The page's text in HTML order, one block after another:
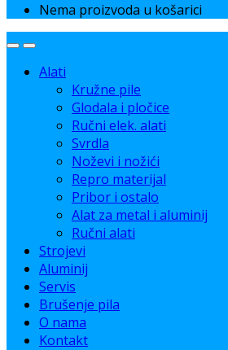
Nema proizvoda u košarici
Alati
Kružne pile
Glodala i pločice
Ručni elek. alati
Svrdla
Noževi i nožići
Repro materijal
Pribor i ostalo
Alat za metal i aluminij
Ručni alati
Strojevi
Aluminij
Servis
Brušenje pila
O nama
Kontakt